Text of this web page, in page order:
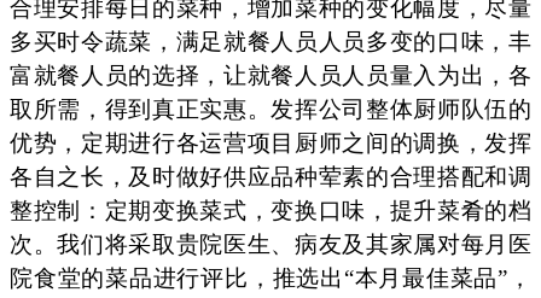
合理安排每日的菜种，增加菜种的变化幅度，尽量
多买时令蔬菜，满足就餐人员人员多变的口味，丰
富就餐人员的选择，让就餐人员人员量入为出，各
取所需，得到真正实惠。发挥公司整体厨师队伍的
优势，定期进行各运营项目厨师之间的调换，发挥
各自之长，及时做好供应品种荤素的合理搭配和调
整控制：定期变换菜式，变换口味，提升菜肴的档
次。我们将采取贵院医生、病友及其家属对每月医
院食堂的菜品进行评比，推选出“本月最佳菜品”，